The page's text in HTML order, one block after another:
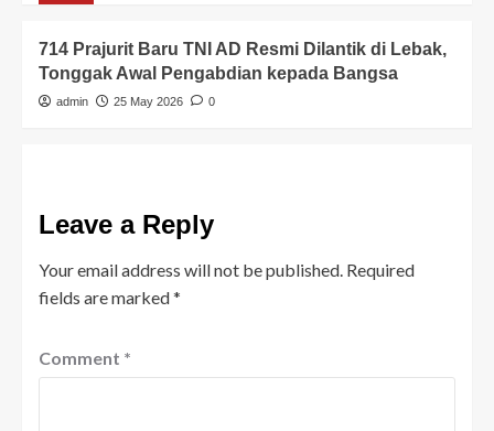
714 Prajurit Baru TNI AD Resmi Dilantik di Lebak,
Tonggak Awal Pengabdian kepada Bangsa
admin 25 May 2026 0
Leave a Reply
Your email address will not be published. Required
fields are marked*
Comment *